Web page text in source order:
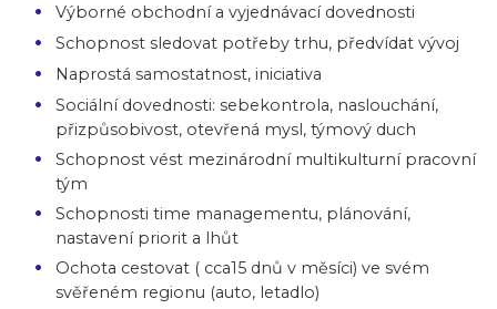
Výborné obchodní a vyjednávací dovednosti
Schopnost sledovat potřeby trhu, předvídat vývoj
Naprostá samostatnost, iniciativa
Sociální dovednosti: sebekontrola, naslouchání,
přizpůsobivost, otevřená mysl, týmový duch
Schopnost vést mezinárodní multikulturní pracovní
tým
Schopnosti time managementu, plánování,
nastavení priorit a lhůt
Ochota cestovat ( cca15 dnů v měsíci) ve svém
svěřeném regionu (auto, letadlo)